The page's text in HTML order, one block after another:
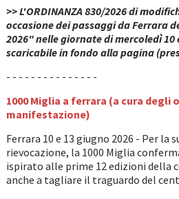
>> L'ORDINANZA 830/2026 di
occasione dei passaggi da Ferrara
2026" nelle giornate di mercoledì 10
scaricabile in fondo alla pagina
- - - - - - - - - - - - - - -
1000 Miglia a ferrara (a cura degli
manifestazione)
Ferrara 10 e 13 giugno 2026 - Per la
rievocazione, la 1000 Miglia
ispirato alle prime 12 edizioni della
anche a tagliare il traguardo del